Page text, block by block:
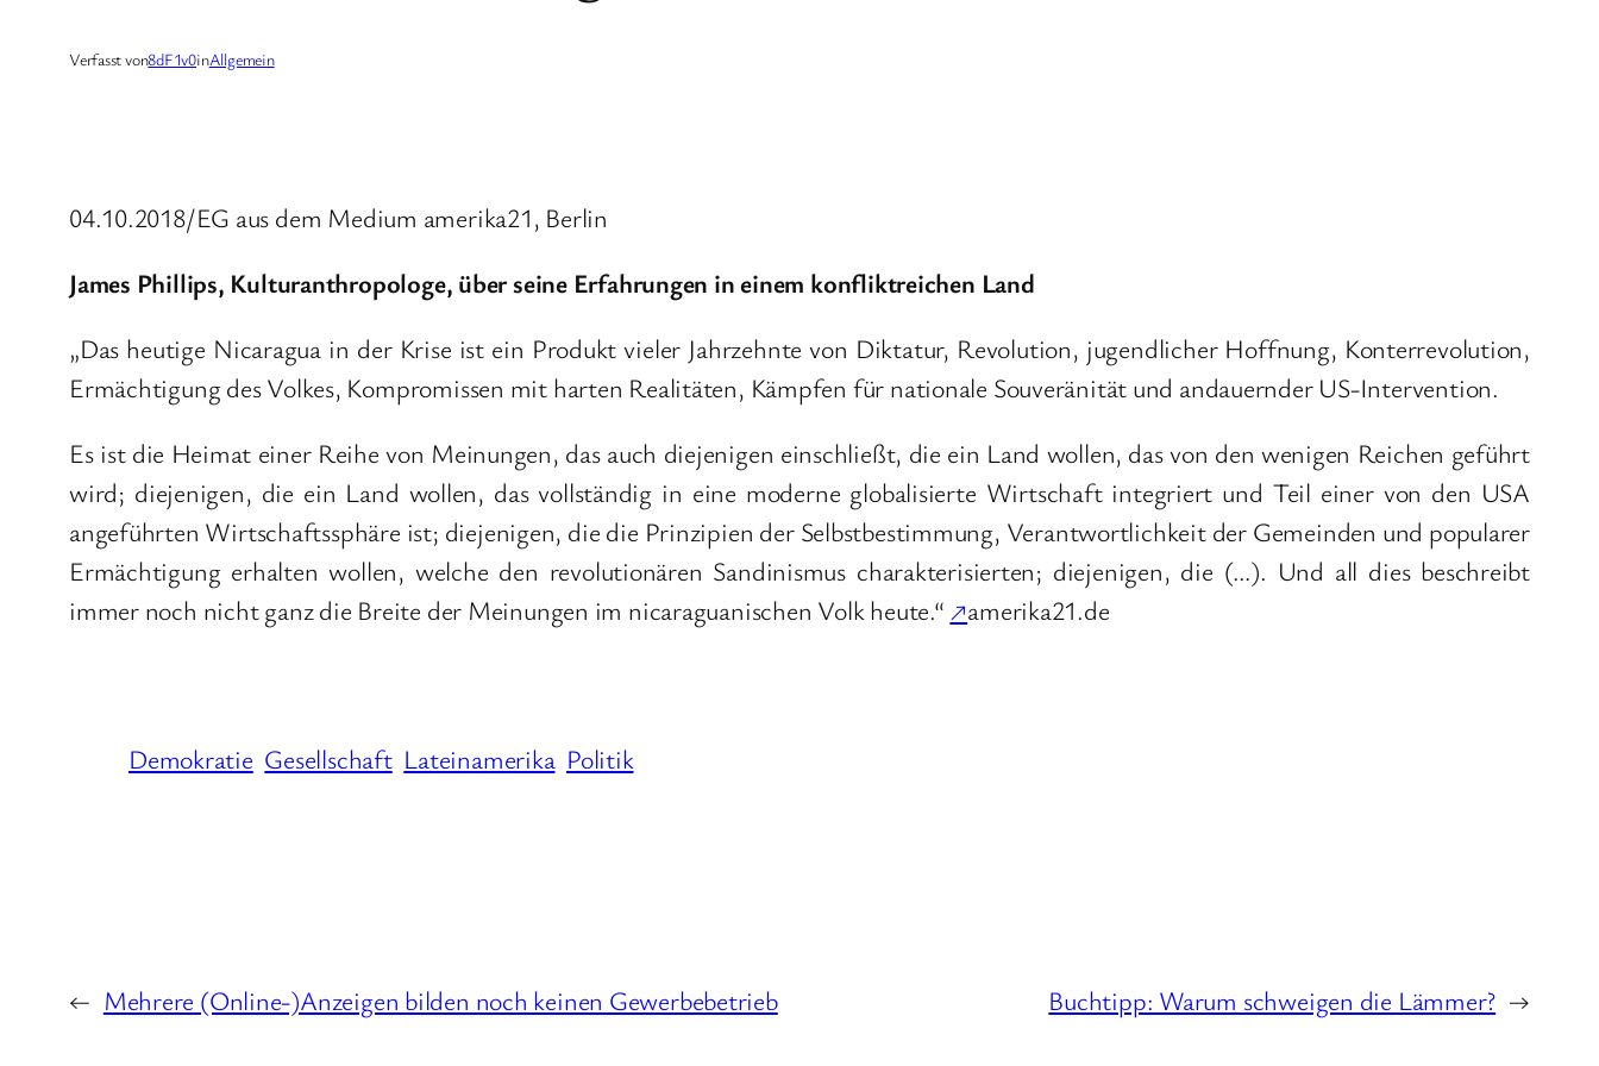
Verfasst von8dF1v0inAllgemein
04.10.2018/EG aus dem Medium amerika21, Berlin
James Phillips, Kulturanthropologe, über seine Erfahrungen in einem konfliktreichen Land
„Das heutige Nicaragua in der Krise ist ein Produkt vieler Jahrzehnte von Diktatur, Revolution, jugendlicher Hoffnung, Konterrevolution,
Ermächtigung des Volkes, Kompromissen mit harten Realitäten, Kämpfen für nationale Souveränität und andauernder US-Intervention.
Es ist die Heimat einer Reihe von Meinungen, das auch diejenigen einschließt, die ein Land wollen, das von den wenigen Reichen geführt
wird; diejenigen, die ein Land wollen, das vollständig in eine moderne globalisierte Wirtschaft integriert und Teil einer von den USA
angeführten Wirtschaftssphäre ist; diejenigen, die die Prinzipien der Selbstbestimmung, Verantwortlichkeit der Gemeinden und popularer
Ermächtigung erhalten wollen, welche den revolutionären Sandinismus charakterisierten; diejenigen, die (…). Und all dies beschreibt
immer noch nicht ganz die Breite der Meinungen im nicaraguanischen Volk heute.“ ↗amerika21.de
Demokratie Gesellschaft Lateinamerika Politik
← Mehrere (Online-)Anzeigen bilden noch keinen Gewerbebetrieb Buchtipp: Warum schweigen die Lämmer? →